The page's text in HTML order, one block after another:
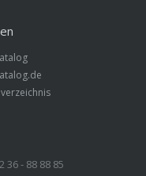
36 - 88 88 85